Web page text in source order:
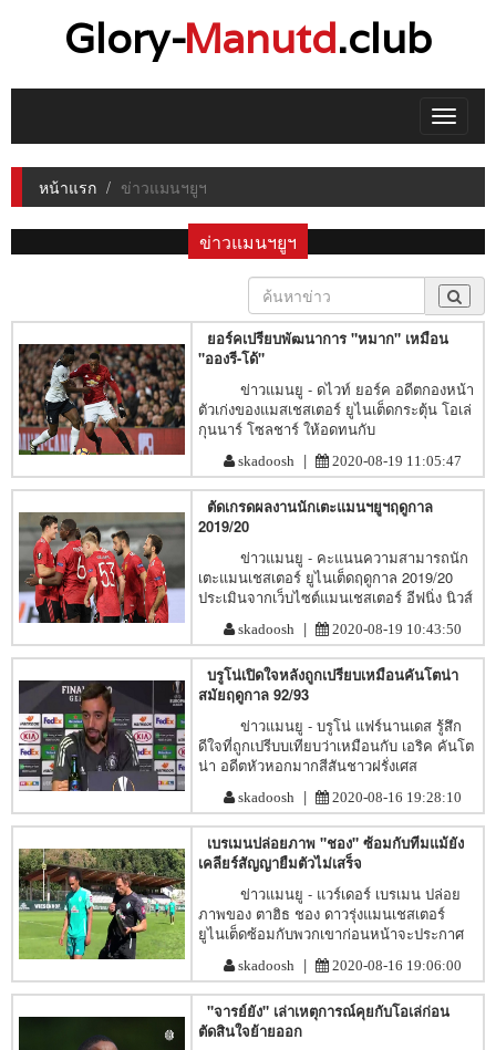
Glory-Manutd.club
Toggle
หน้าแรก ข่าวแมนฯยูฯ
ข่าวแมนฯยูฯ
ยอร์คเปรียบพัฒนาการ "หมาก" เหมือน
"อองรี-โด้"
ข่าวแมนยู - ดไวท์ ยอร์ค อดีตกองหน้า
ตัวเก่งของแมสเชสเตอร์ ยูไนเต็ดกระตุ้น โอเล่
กุนนาร์ โซลชาร์ ให้อดทนกับ
skadoosh | 2020-08-19 11:05:47
ตัดเกรดผลงานนักเตะแมนฯยูฯฤดูกาล
2019/20
ข่าวแมนยู - คะแนนความสามารถนัก
เตะแมนเชสเตอร์ ยูไนเต็ดฤดูกาล 2019/20
ประเมินจากเว็บไซต์แมนเชสเตอร์ อีฟนิ่ง นิวส์
skadoosh | 2020-08-19 10:43:50
บรูโน่เปิดใจหลังถูกเปรียบเหมือนคันโตน่า
สมัยฤดูกาล 92/93
ข่าวแมนยู - บรูโน่ แฟร์นานเดส รู้สึก
ดีใจที่ถูกเปรีบบเทียบว่าเหมือนกับ เอริค คันโต
น่า อดีตหัวหอกมากสีสันชาวฝรั่งเศส
skadoosh | 2020-08-16 19:28:10
เบรเมนปล่อยภาพ "ชอง" ซ้อมกับทีมแม้ยัง
เคลียร์สัญญายืมตัวไม่เสร็จ
ข่าวแมนยู - แวร์เดอร์ เบรเมน ปล่อย
ภาพของ ตาฮิธ ชอง ดาวรุ่งแมนเชสเตอร์
ยูไนเต็ดซ้อมกับพวกเขาก่อนหน้าจะประกาศ
skadoosh | 2020-08-16 19:06:00
"จารย์ยัง" เล่าเหตุการณ์คุยกับโอเล่ก่อน
ตัดสินใจย้ายออก